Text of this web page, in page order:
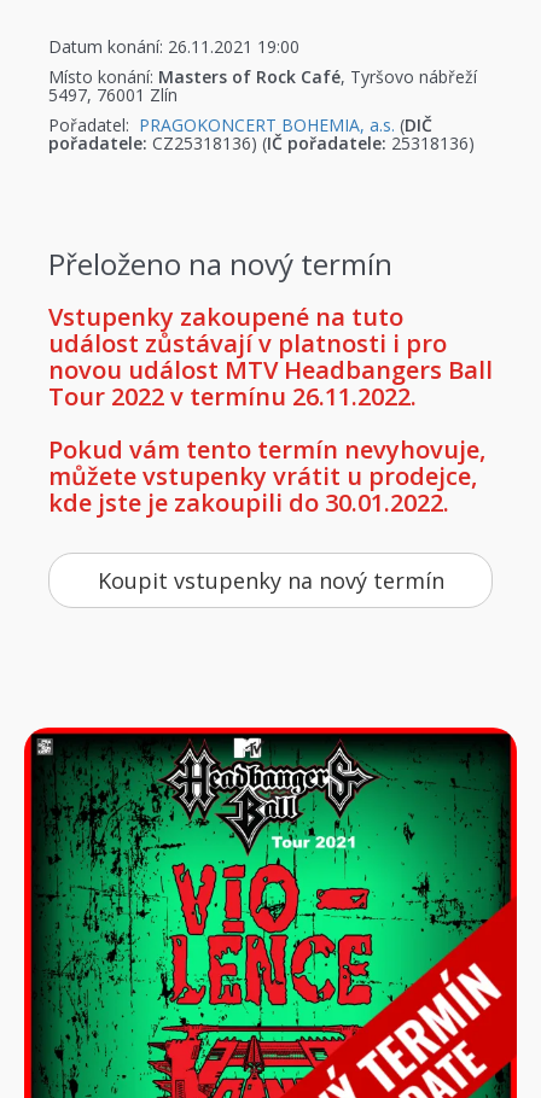
Datum konání: 26.11.2021 19:00
Místo konání: Masters of Rock Café, Tyršovo nábřeží
5497, 76001 Zlín
Pořadatel: PRAGOKONCERT BOHEMIA, a.s. (DIČ
pořadatele: CZ25318136) (IČ pořadatele: 25318136)
Přeloženo na nový termín
Vstupenky zakoupené na tuto
událost zůstávají v platnosti i pro
novou událost MTV Headbangers Ball
Tour 2022 v termínu 26.11.2022.
Pokud vám tento termín nevyhovuje,
můžete vstupenky vrátit u prodejce,
kde jste je zakoupili do 30.01.2022.
Koupit vstupenky na nový termín